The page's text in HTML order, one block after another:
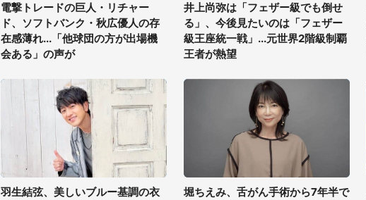
電撃トレードの巨人・リチャー
ド、ソフトバンク・秋広優人の存
在感薄れ...「他球団の方が出場機
会ある」の声が
井上尚弥は「フェザー級でも倒せ
る」、今後見たいのは「フェザー
級王座統一戦」...元世界2階級制覇
王者が熱望
羽生結弦、美しいブルー基調の衣
堀ちえみ、舌がん手術から7年半で